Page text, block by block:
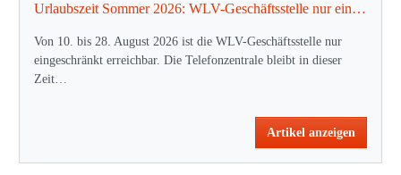
Urlaubszeit Sommer 2026: WLV-Geschäftsstelle nur eingeschränkt erreichbar
Von 10. bis 28. August 2026 ist die WLV-Geschäftsstelle nur
eingeschränkt erreichbar. Die Telefonzentrale bleibt in dieser
Zeit…
Artikel anzeigen